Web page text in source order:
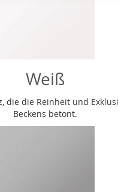
Weiß
die die Reinheit und
Beckens betont.